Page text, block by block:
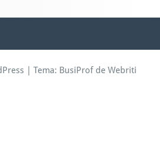
| Tema: BusiProf de Webriti